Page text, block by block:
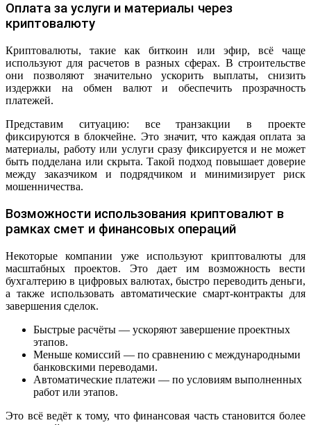
Оплата за услуги и материалы через
криптовалюту
Криптовалюты, такие как биткоин или эфир, всё чаще
используют для расчетов в разных сферах. В строительстве
они позволяют значительно ускорить выплаты, снизить
издержки на обмен валют и обеспечить прозрачность
платежей.
Представим ситуацию: все транзакции в проекте
фиксируются в блокчейне. Это значит, что каждая оплата за
материалы, работу или услуги сразу фиксируется и не может
быть подделана или скрыта. Такой подход повышает доверие
между заказчиком и подрядчиком и минимизирует риск
мошенничества.
Возможности использования криптовалют в
рамках смет и финансовых операций
Некоторые компании уже используют криптовалюты для
масштабных проектов. Это дает им возможность вести
бухгалтерию в цифровых валютах, быстро переводить деньги,
а также использовать автоматические смарт-контракты для
завершения сделок.
Быстрые расчёты — ускоряют завершение проектных
этапов.
Меньше комиссий — по сравнению с международными
банковскими переводами.
Автоматические платежи — по условиям выполненных
работ или этапов.
Это всё ведёт к тому, что финансовая часть становится более